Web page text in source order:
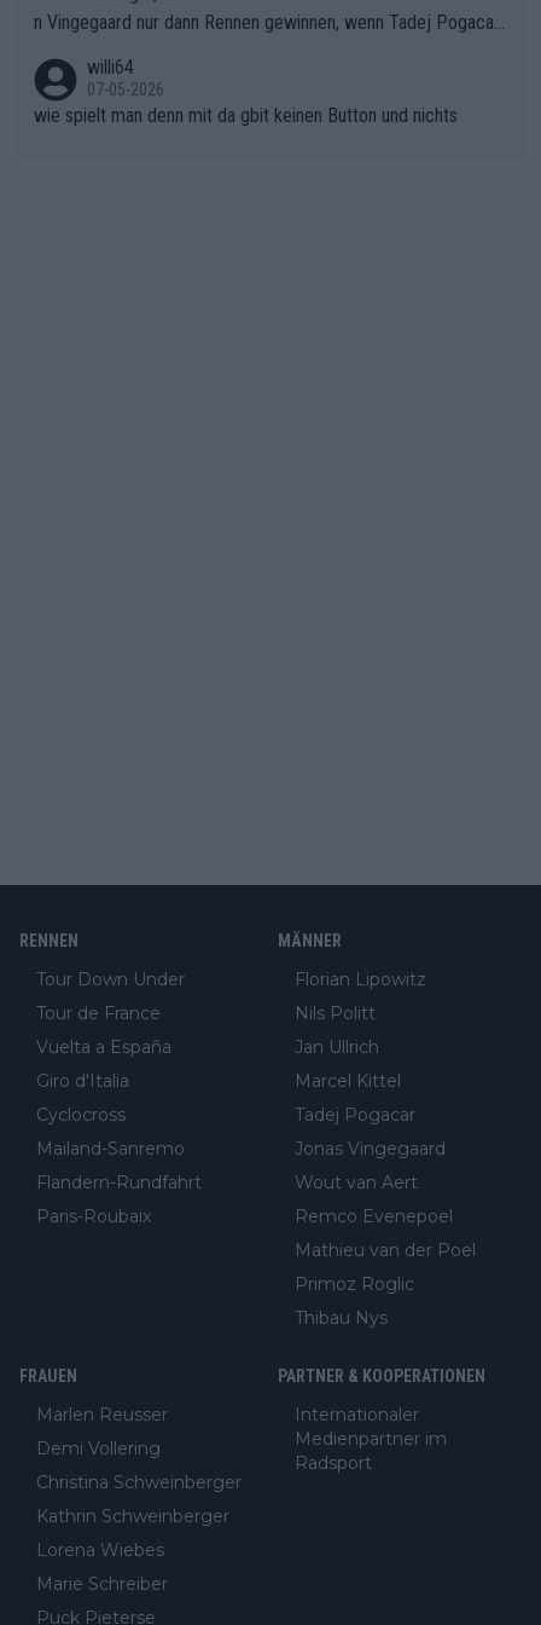
er SD Worx und Vollering müssen jetzt All-In gehen. (gregman
n)
n Vingegaard nur dann Rennen gewinnen, wenn Tadej Pogacar
willi64
07-05-2026
wie spielt man denn mit da gbit keinen Button und nichts
RENNEN
Tour Down Under
Tour de France
Vuelta a España
Giro d'Italia
Cyclocross
Mailand-Sanremo
Flandern-Rundfahrt
Paris-Roubaix
MÄNNER
Florian Lipowitz
Nils Politt
Jan Ullrich
Marcel Kittel
Tadej Pogacar
Jonas Vingegaard
Wout van Aert
Remco Evenepoel
Mathieu van der Poel
Primoz Roglic
Thibau Nys
FRAUEN
Marlen Reusser
Demi Vollering
Christina Schweinberger
Kathrin Schweinberger
Lorena Wiebes
Marie Schreiber
Puck Pieterse
PARTNER & KOOPERATIONEN
Internationaler
Medienpartner im
Radsport